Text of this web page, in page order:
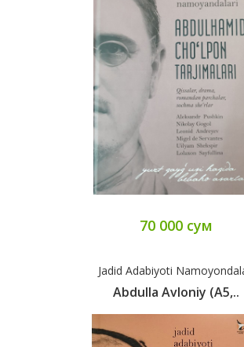
70 000 сум
Jadid Adabiyoti
Abdulla Avloniy (А5,..